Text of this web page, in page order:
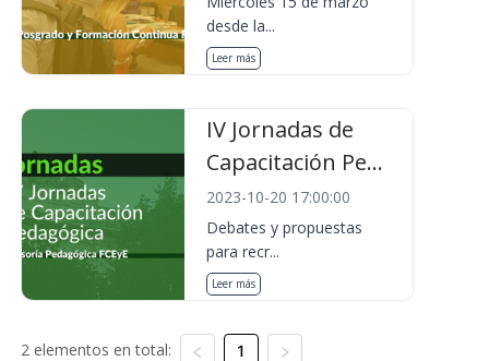
desde la...
Leer más
IV Jornadas de
Capacitación Pe...
2023-10-20 17:00:00
Debates y propuestas
para recr...
Leer más
2 elementos en total: 1